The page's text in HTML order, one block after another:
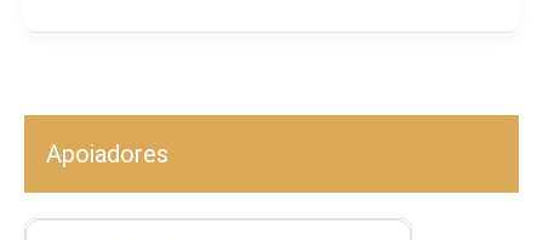
Apoiadores